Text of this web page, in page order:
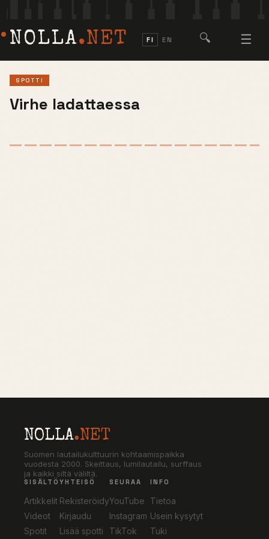
NOLLA.NET FI EN 🔍 ☰
SPOTTI
Virhe ladattaessa
NOLLA.NET
Suomen lautailukulttuurin kohtaamispaikka
vuodesta 2000. Skeittaus, lumilautailu, surffaus
ja kaikki siltä väliltä.
SISÄLTÖ
Artikkelit
Videot
Spotit
YHTEISÖ
Rekisteröidy
Kirjaudu
Lisää spotti
SEURAA
YouTube
Instagram
TikTok
INFO
Tietoa
Usein kysytyt
Tuki